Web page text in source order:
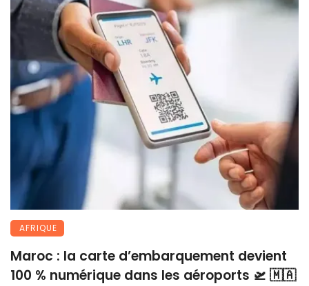
AFRIQUE
Maroc : la carte d’embarquement devient
100 % numérique dans les aéroports 🛫 🇲🇦